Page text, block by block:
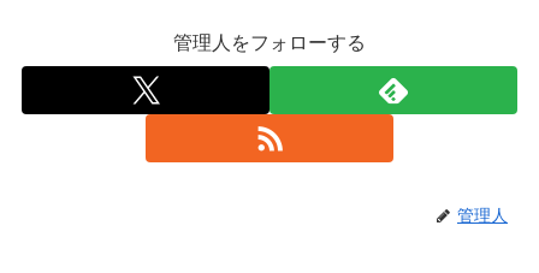
管理人をフォローする
管理人